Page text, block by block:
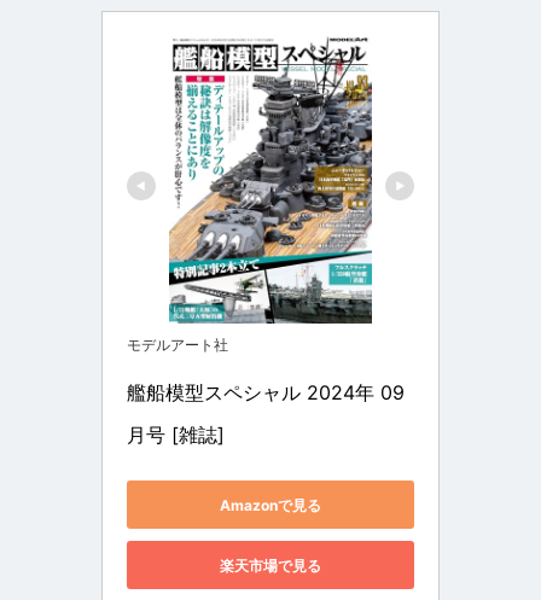
モデルアート社
艦船模型スペシャル 2024年 09
月号 [雑誌]
Amazonで見る
楽天市場で見る